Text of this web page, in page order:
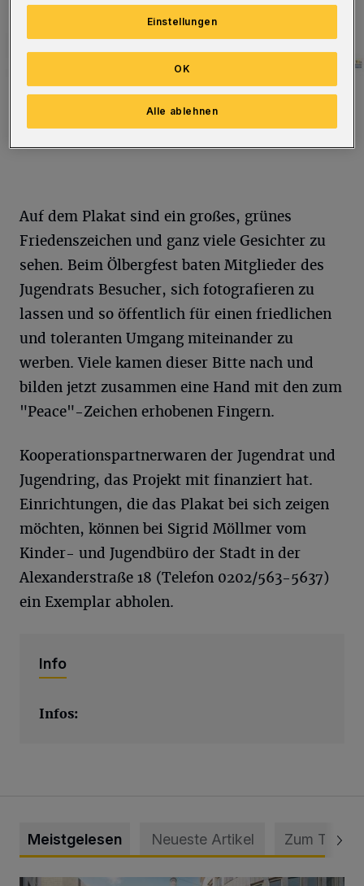
Viele haben mitgemacht.
Auf dem Plakat sind ein großes, grünes
Friedenszeichen und ganz viele Gesichter zu
sehen. Beim Ölbergfest baten Mitglieder des
Jugendrats Besucher, sich fotografieren zu
lassen und so öffentlich für einen friedlichen
und toleranten Umgang miteinander zu
werben. Viele kamen dieser Bitte nach und
bilden jetzt zusammen eine Hand mit den zum
"Peace"-Zeichen erhobenen Fingern.
Kooperationspartnerwaren der Jugendrat und
Jugendring, das Projekt mit finanziert hat.
Einrichtungen, die das Plakat bei sich zeigen
möchten, können bei Sigrid Möllmer vom
Kinder- und Jugendbüro der Stadt in der
Alexanderstraße 18 (Telefon 0202/563-5637)
ein Exemplar abholen.
Info
Infos:
Meistgelesen Neueste Artikel Zum Thema
Einstellungen
Alle ablehnen
OK